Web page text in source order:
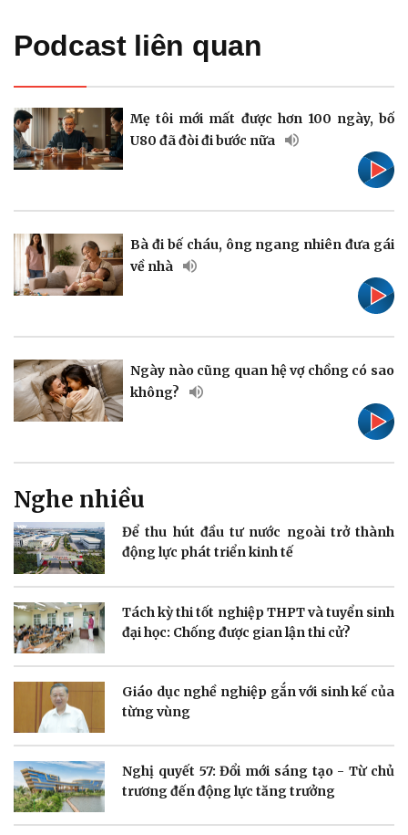
Khởi nghiệp
Tiêu dùng
Chứng khoán
Vụ án
Tin nóng
Tư vấn luật
Vũ khí
Thể thao
eSports
Hậu trường
Doanh nghiệp
Thông tin doanh nghiệp
Doanh nhân
Vì cộng đồng
Công nghệ
Trải nghiệm
Podcast liên quan
Mẹ tôi mới mất được hơn 100 ngày, bố
U80 đã đòi đi bước nữa
Bà đi bế cháu, ông ngang nhiên đưa gái
về nhà
Ngày nào cũng quan hệ vợ chồng có sao
không?
Nghe nhiều
Để thu hút đầu tư nước ngoài trở thành
động lực phát triển kinh tế
Tách kỳ thi tốt nghiệp THPT và tuyển sinh
đại học: Chống được gian lận thi cử?
Giáo dục nghề nghiệp gắn với sinh kế của
từng vùng
Nghị quyết 57: Đổi mới sáng tạo - Từ chủ
trương đến động lực tăng trưởng